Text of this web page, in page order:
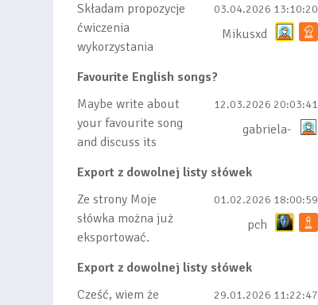
Składam propozycje
ćwiczenia
wykorzystania
lub dodanych do
listy, czy tez ze
wszys...
03.04.2026 13:10:20
Mikusxd
Favourite English songs?
Maybe write about
your favourite song
and discuss its
12.03.2026 20:03:41
gabriela-
Export z dowolnej listy słówek
Ze strony Moje
słówka można już
eksportować.
masowego importu
nie będę robił bo
01.02.2026 18:00:59
pch
Export z dowolnej listy słówek
Cześć, wiem że
29.01.2026 11:22:47